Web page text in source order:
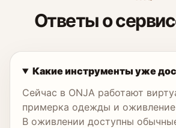
Ответы о
Какие инструменты уже
Сейчас в ONJA работают
примерка одежды и
В оживлении доступны